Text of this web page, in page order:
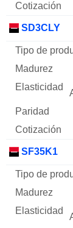
SD3CLY
SF35K1